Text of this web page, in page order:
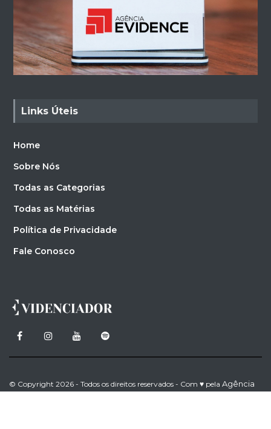
Links Úteis
Home
Sobre Nós
Todas as Categorias
Todas as Matérias
Política de Privacidade
Fale Conosco
© Copyright 2026 - Todos os direitos reservados - Com ♥ pela Agência